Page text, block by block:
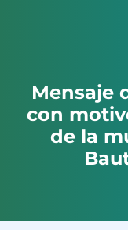
Mensaje
con
de la